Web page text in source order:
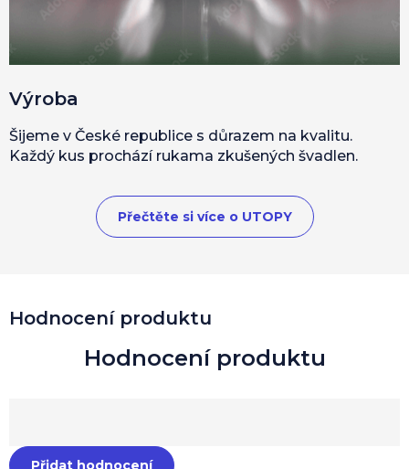
Hodnocení produktu
Přidat hodnocení
Výroba
Šijeme v České republice s důrazem na kvalitu.
Každý kus prochází rukama zkušených švadlen.
Přečtěte si více o UTOPY